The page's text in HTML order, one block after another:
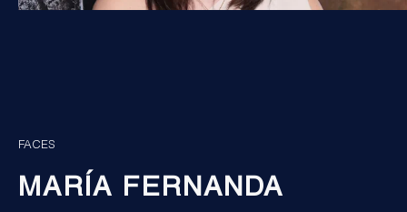
FACES
MARÍA FERNANDA